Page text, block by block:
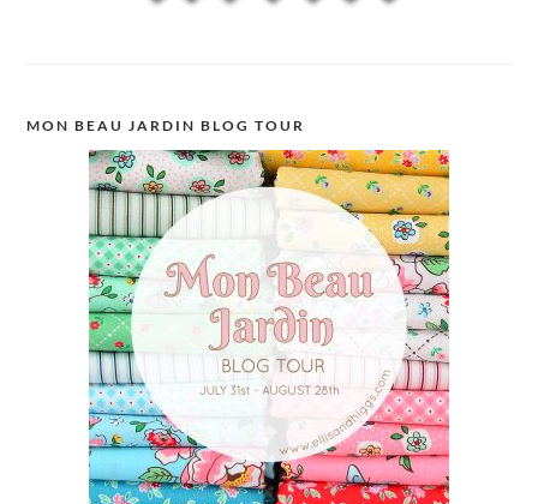
MON BEAU JARDIN BLOG TOUR